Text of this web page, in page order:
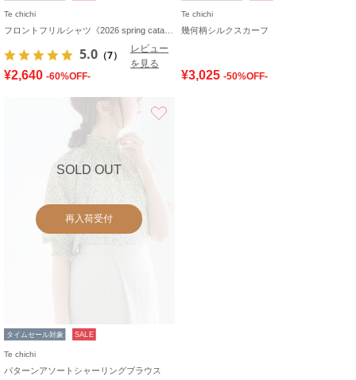
Te chichi
5.0 （7）
レビュー
を見る
¥2,640 -60%OFF-
Te chichi
幾何柄シルクスカーフ
¥3,025 -50%OFF-
SOLD OUT
再入荷受付
タイムセール対象 SALE
Te chichi
パターンアソートシャーリングブラウス